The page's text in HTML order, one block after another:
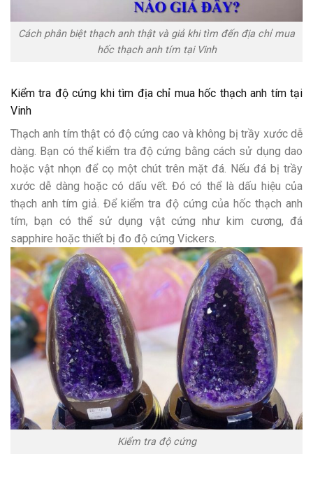
Cách phân biệt thạch anh thật và giả khi tìm đến địa chỉ mua
hốc thạch anh tím tại Vinh
Kiểm tra độ cứng khi tìm địa chỉ mua hốc thạch anh tím tại
Vinh
Thạch anh tím thật có độ cứng cao và không bị trầy xước dễ
dàng. Bạn có thể kiểm tra độ cứng bằng cách sử dụng dao
hoặc vật nhọn để cọ một chút trên mặt đá. Nếu đá bị trầy
xước dễ dàng hoặc có dấu vết. Đó có thể là dấu hiệu của
thạch anh tím giả. Để kiểm tra độ cứng của hốc thạch anh
tím, bạn có thể sử dụng vật cứng như kim cương, đá
sapphire hoặc thiết bị đo độ cứng Vickers.
Kiểm tra độ cứng